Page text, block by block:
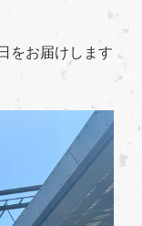
をお届けします